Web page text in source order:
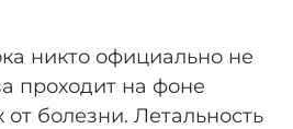
никто официально не
проходит на фоне
болезни. Летальность